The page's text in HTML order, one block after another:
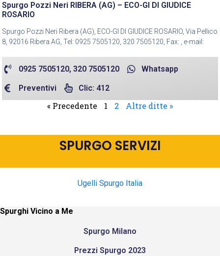
Spurgo Pozzi Neri RIBERA (AG) – ECO-GI DI GIUDICE
ROSARIO
Spurgo Pozzi Neri Ribera (AG), ECO-GI DI GIUDICE ROSARIO, Via Pellico
8, 92016 Ribera AG, Tel: 0925 7505120, 320 7505120, Fax: , e-mail:
0925 7505120, 320 7505120 Whatsapp
Preventivi Clic: 412
« Precedente 1 2 Altre ditte »
SPURGO SERVIZI
Ugelli Spurgo Italia
Spurghi Vicino a Me
Spurgo Milano
Prezzi Spurgo 2023